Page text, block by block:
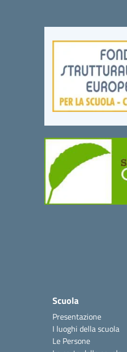
Scuola
Presentazione
I luoghi della scuola
Le Persone